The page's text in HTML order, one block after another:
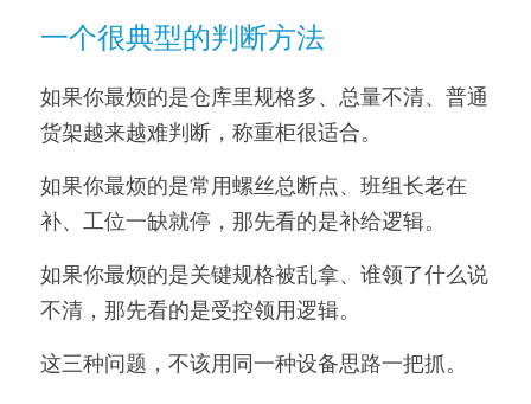
一个很典型的判断方法
如果你最烦的是仓库里规格多、总量不清、普通
货架越来越难判断，称重柜很适合。
如果你最烦的是常用螺丝总断点、班组长老在
补、工位一缺就停，那先看的是补给逻辑。
如果你最烦的是关键规格被乱拿、谁领了什么说
不清，那先看的是受控领用逻辑。
这三种问题，不该用同一种设备思路一把抓。